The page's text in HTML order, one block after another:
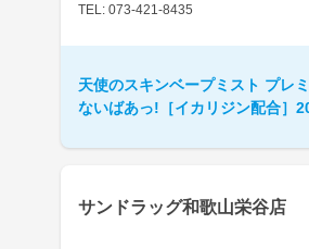
TEL: 073-421-8435
天使のスキンベープミスト プレ
ないばあっ!［イカリジン配合］
サンドラッグ和歌山栄谷店